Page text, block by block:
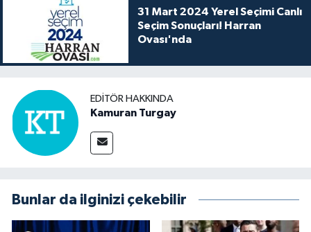
31 Mart 2024 Yerel Seçimi Canlı
Seçim Sonuçları! Harran
Ovası'nda
EDITÖR HAKKINDA
Kamuran Turgay
Bunlar da ilginizi çekebilir